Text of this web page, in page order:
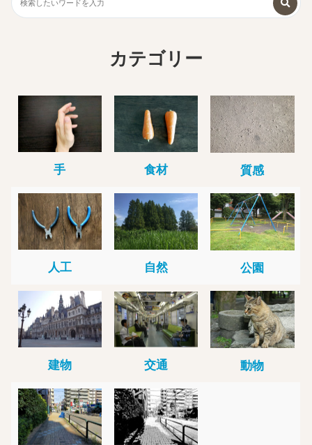
カテゴリー
手 食材 質感
人工 自然 公園
建物 交通 動物